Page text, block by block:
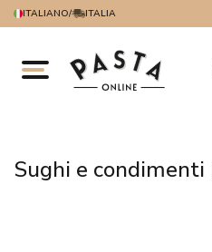
ITALIANO/ ITALIA
Sughi e